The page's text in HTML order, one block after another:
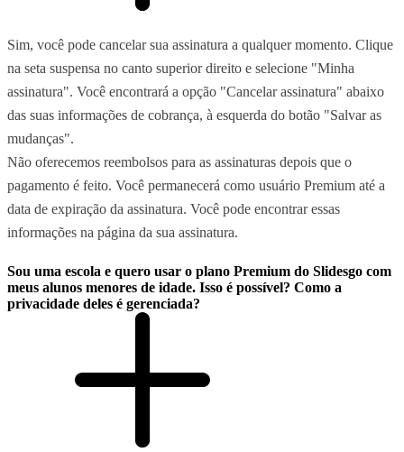
Sim, você pode cancelar sua assinatura a qualquer momento. Clique
na seta suspensa no canto superior direito e selecione "Minha
assinatura". Você encontrará a opção "Cancelar assinatura" abaixo
das suas informações de cobrança, à esquerda do botão "Salvar as
mudanças".
Não oferecemos reembolsos para as assinaturas depois que o
pagamento é feito. Você permanecerá como usuário Premium até a
data de expiração da assinatura. Você pode encontrar essas
informações na página da sua assinatura.
Sou uma escola e quero usar o plano Premium do Slidesgo com
meus alunos menores de idade. Isso é possível? Como a
privacidade deles é gerenciada?